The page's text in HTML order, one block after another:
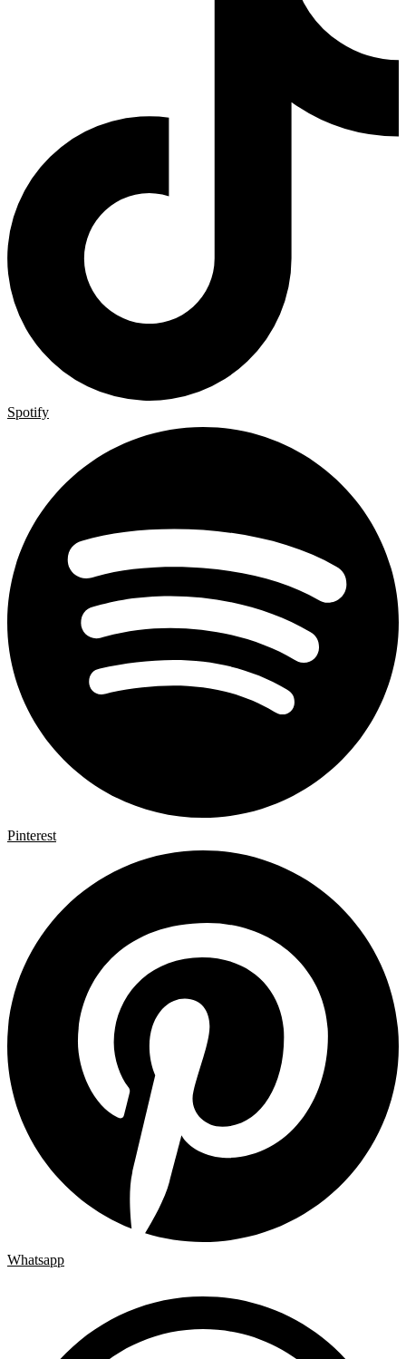
Spotify
Pinterest
Whatsapp